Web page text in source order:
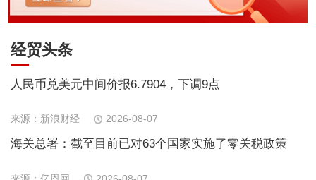
经贸头条
人民币兑美元中间价报6.7904，下调9点
来源：新浪财经 2026-08-07
海关总署：截至目前已对63个国家实施了零关税政策